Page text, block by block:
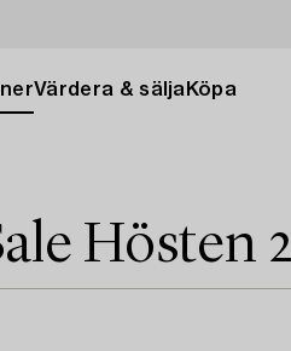
Värdera & sälja Köpa
Hösten